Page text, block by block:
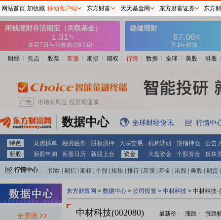
财经 焦点 股票 新股 期指 期权 行情 数据 全球 美股 港股
数据中心 全球财经快讯 行情中
特色 龙虎榜单 融资融券 股权质押 大宗交易 机构调研 期指持仓
公告
新股
新股申购 新股日历 新股上会 资金 大盘资金 个股资金 板块
行情中心 指数 期指 期权 个股 板块 排行 新股 基金 港股 美股 期货
全景图
东方财富网 > 数据中心 > 公司投资 > 中材科技 > 中材科技-
中材科技(002080) 最新价 - 涨跌 - 涨跌
网站首页 加收藏 移动客户端 东方财富 天天基金网 东方财富证券 东方